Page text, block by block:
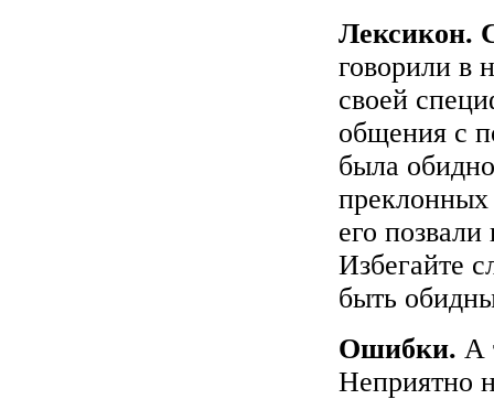
Лексикон.
говорили в
своей
общения с
была
его
Избегайте
быть
Ошибки. А
Неприятно